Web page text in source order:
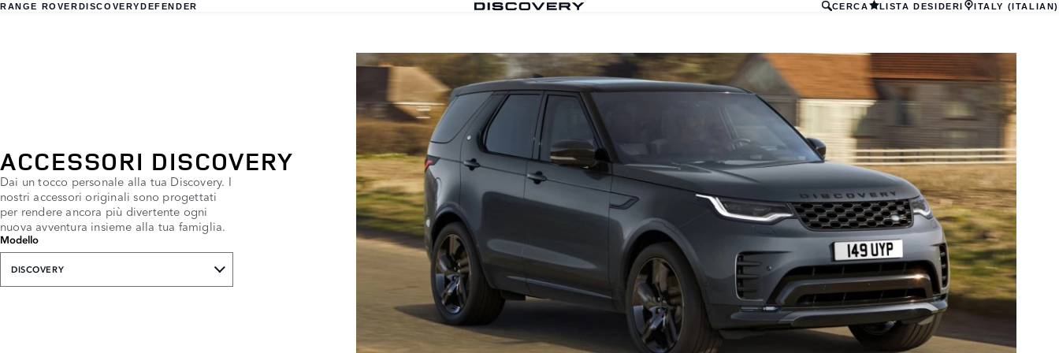
RANGE ROVERDISCOVERYDEFENDER CERCA LISTA DESIDERI ITALY (ITALIAN)
ACCESSORI DISCOVERY
Dai un tocco personale alla tua Discovery. I
nostri accessori originali sono progettati
per rendere ancora più divertente ogni
nuova avventura insieme alla tua famiglia.
Modello
DISCOVERY